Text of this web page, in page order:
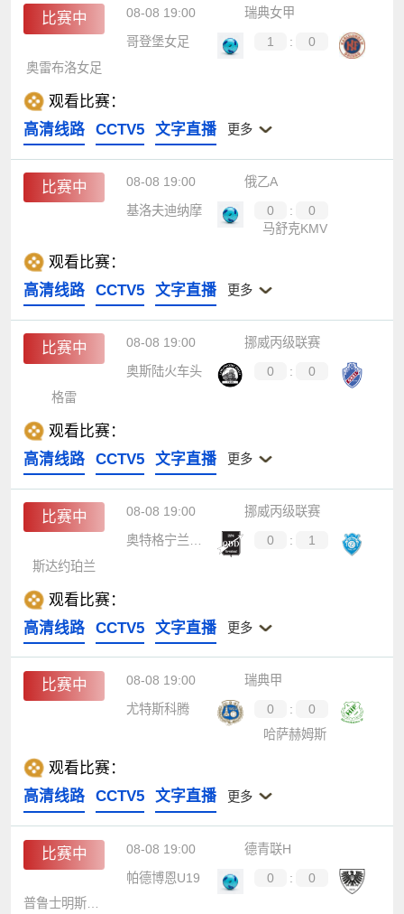
比赛中 08-08 19:00
瑞典女甲
哥登堡女足
1 :
0
奥雷布洛女足
观看比赛：
高清线路
CCTV5 文字直播 更多
比赛中 08-08 19:00
俄乙A
基洛夫迪纳摩
0 :
0
马舒克KMV
观看比赛：
高清线路
CCTV5 文字直播 更多
比赛中 08-08 19:00
挪威丙级联赛
奥斯陆火车头
0 :
0
格雷
观看比赛：
高清线路
CCTV5 文字直播 更多
比赛中 08-08 19:00
挪威丙级联赛
0 :
1
斯达约珀兰
观看比赛：
高清线路
CCTV5 文字直播 更多
比赛中 08-08 19:00
瑞典甲
尤特斯科腾
0 :
0
哈萨赫姆斯
观看比赛：
高清线路
CCTV5 文字直播 更多
比赛中 08-08 19:00
德青联H
帕德博恩U19
0 :
0